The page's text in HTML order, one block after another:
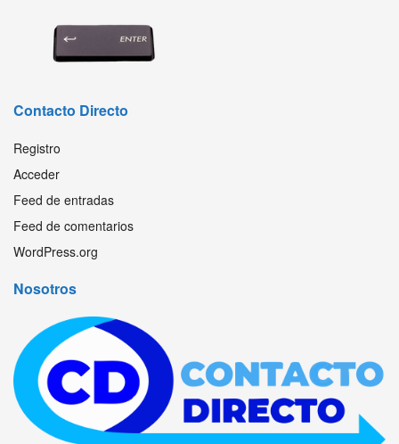
Contacto Directo
Registro
Acceder
Feed de entradas
Feed de comentarios
WordPress.org
Nosotros